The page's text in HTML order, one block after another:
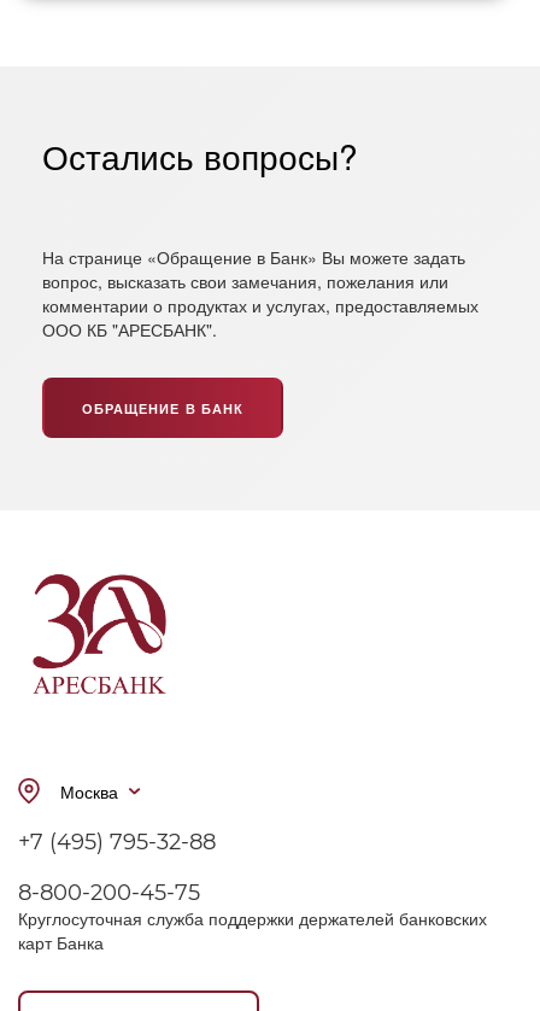
Остались вопросы?
На странице «Обращение в Банк» Вы можете задать
вопрос, высказать свои замечания, пожелания или
комментарии о продуктах и услугах, предоставляемых
ООО КБ "АРЕСБАНК".
ОБРАЩЕНИЕ В БАНК
Москва
+7 (495) 795-32-88
8-800-200-45-75
Круглосуточная служба поддержки держателей банковских
карт Банка